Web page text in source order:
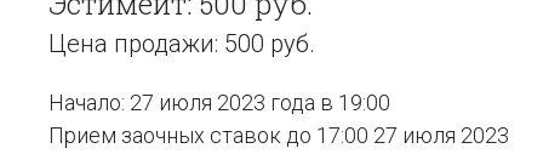
Цена продажи: 500 руб.
Начало: 27 июля 2023 года в 19:00
Прием заочных ставок до 17:00 27 июля 2023